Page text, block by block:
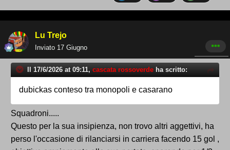
Lu Trejo
Inviato 17 Giugno
Il 17/6/2026 at 09:11, cascata rossoverde ha scritto:
dubickas conteso tra monopoli e casarano
Squadroni.....
Questo per la sua insipienza, non trovo altri aggettivi, ha
perso l'occasione di rilanciarsi in carriera facendo 15 gol ,